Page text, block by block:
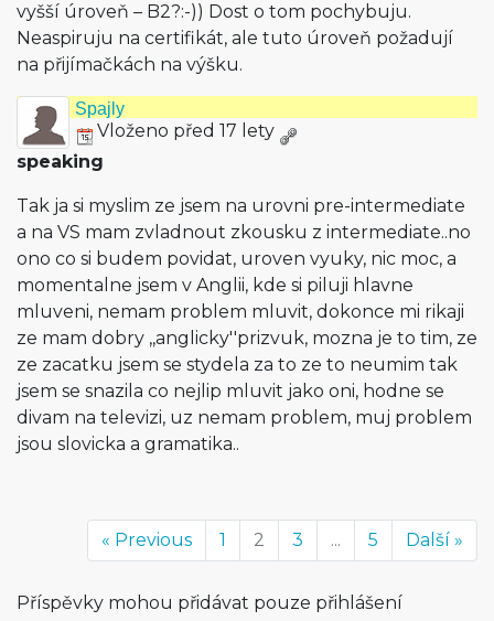
vyšší úroveň – B2?:-)) Dost o tom pochybuju.
Neaspiruju na certifikát, ale tuto úroveň požadují
na přijímačkách na výšku.
Spajly
Vloženo před 17 lety
speaking
Tak ja si myslim ze jsem na urovni pre-intermediate
a na VS mam zvladnout zkousku z intermediate..no
ono co si budem povidat, uroven vyuky, nic moc, a
momentalne jsem v Anglii, kde si piluji hlavne
mluveni, nemam problem mluvit, dokonce mi rikaji
ze mam dobry ,,anglicky''priz­vuk, mozna je to tim, ze
ze zacatku jsem se stydela za to ze to neumim tak
jsem se snazila co nejlip mluvit jako oni, hodne se
divam na televizi, uz nemam problem, muj problem
jsou slovicka a gramatika..
« Previous 1 2 3 ... 5 Další »
Příspěvky mohou přidávat pouze přihlášení